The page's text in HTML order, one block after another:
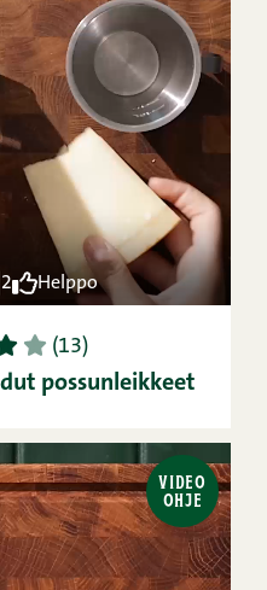
2 Helppo
4 5 (13)
possunleikkeet
VIDEO
OHJE